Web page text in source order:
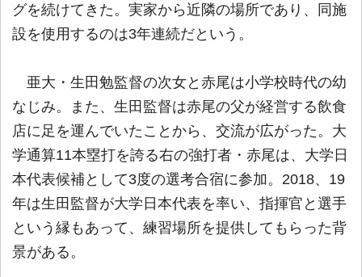
グを続けてきた。実家から近隣の場所であり、同施
設を使用するのは3年連続だという。
亜大・生田勉監督の次女と赤尾は小学校時代の幼
なじみ。また、生田監督は赤尾の父が経営する飲食
店に足を運んでいたことから、交流が広がった。大
学通算11本塁打を誇る右の強打者・赤尾は、大学日
本代表候補として3度の選考合宿に参加。2018、19
年は生田監督が大学日本代表を率い、指揮官と選手
という縁もあって、練習場所を提供してもらった背
景がある。